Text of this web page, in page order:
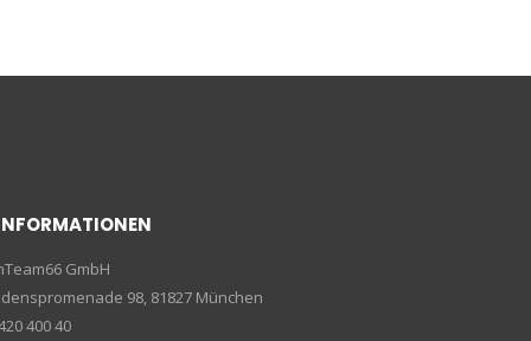
GmbH
98, 81827 München
400 40